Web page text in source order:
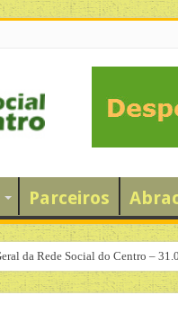
Parceiros
da Rede Social do Centro –